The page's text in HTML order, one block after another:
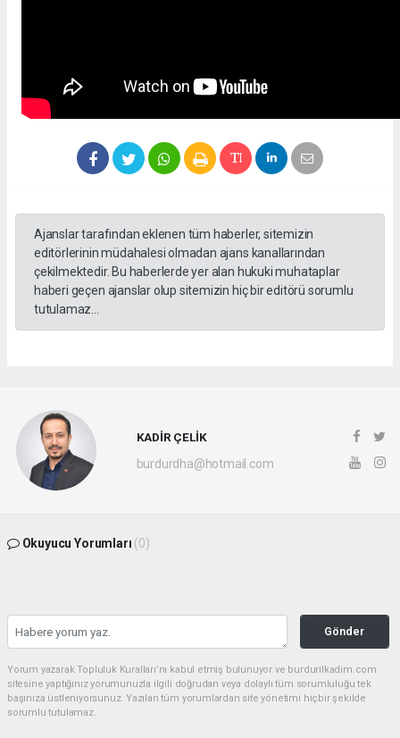
Ajanslar tarafından eklenen tüm haberler, sitemizin
editörlerinin müdahalesi olmadan ajans kanallarından
çekilmektedir. Bu haberlerde yer alan hukuki muhataplar
haberi geçen ajanslar olup sitemizin hiç bir editörü sorumlu
tutulamaz...
KADİR ÇELİK
burdurdha@hotmail.com
Okuyucu Yorumları (0)
Gönder
Yorum yazarak Topluluk Kuralları’nı kabul etmiş bulunuyor ve burdurilkadim.com
sitesine yaptığınız yorumunuzla ilgili doğrudan veya dolaylı tüm sorumluluğu tek
başınıza üstleniyorsunuz. Yazılan tüm yorumlardan site yönetimi hiçbir şekilde
sorumlu tutulamaz.